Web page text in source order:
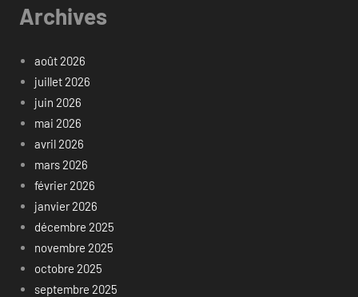
Archives
août 2026
juillet 2026
juin 2026
mai 2026
avril 2026
mars 2026
février 2026
janvier 2026
décembre 2025
novembre 2025
octobre 2025
septembre 2025